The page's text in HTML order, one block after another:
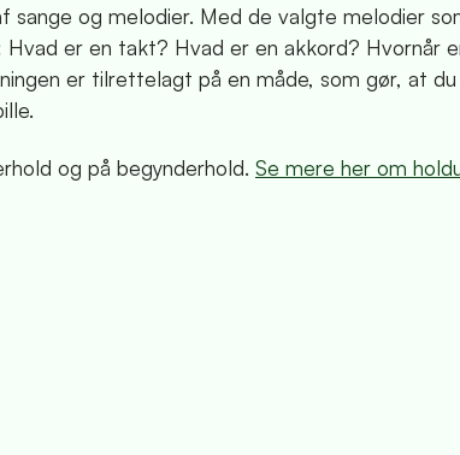
og melodier. Med de valgte melodier
er en takt? Hvad er en akkord?
er tilrettelagt på en måde, som gør, at
og på begynderhold. Se mere her om